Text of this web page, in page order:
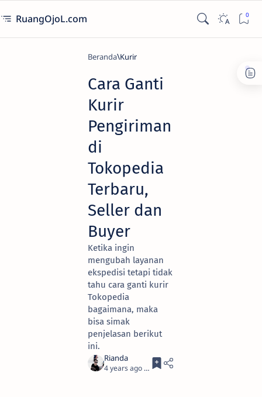
RuangOjoL.com
Beranda Kurir
Cara Ganti
Kurir
Pengiriman
di
Tokopedia
Terbaru,
Seller dan
Buyer
Ketika ingin
mengubah layanan
ekspedisi tetapi tidak
tahu cara ganti kurir
Tokopedia
bagaimana, maka
bisa simak
penjelasan berikut
ini.
4 years ago 5